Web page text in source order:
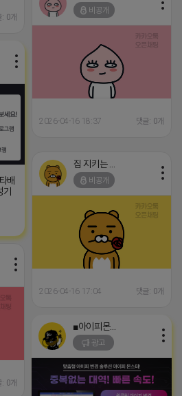
0개
비공개
2026-04-16 18:37 댓글: 0개
배
기
비공개
2026-04-16 17:04 댓글: 0개
0개
■아이피몬스터■
광고